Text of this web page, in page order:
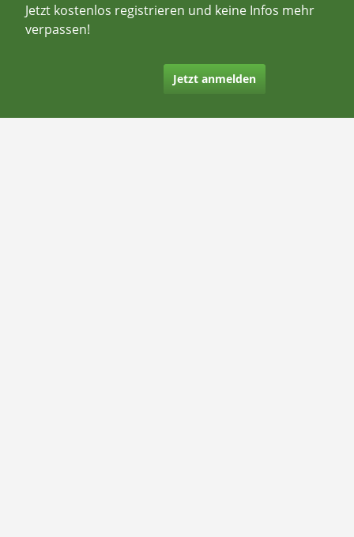
Jetzt kostenlos registrieren und keine Infos mehr
verpassen!
Jetzt anmelden